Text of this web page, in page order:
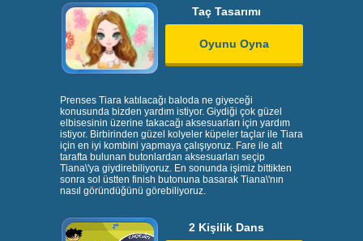
Taç Tasarımı
Oyunu Oyna
Prenses Tiara katılacağı baloda ne giyeceği
konusunda bizden yardım istiyor. Giydiği çok güzel
elbisesinin üzerine takacağı aksesuarları için yardım
istiyor. Birbirinden güzel kolyeler küpeler taçlar ile Tiara
için en iyi kombini yapmaya çalışıyoruz. Fare ile alt
tarafta bulunan butonlardan aksesuarları seçip
Tiana\'ya giydirebiliyoruz. En sonunda işimiz bittikten
sonra sol üstten finish butonuna basarak Tiana\'nın
nasıl göründüğünü görebiliyoruz.
2 Kişilik Dans